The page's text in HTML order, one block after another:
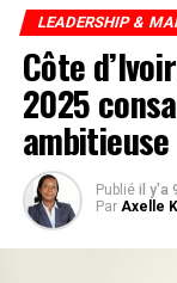
LEADERSHIP &
Côte
2025
ambitieuse
Publié il y'a
Par Axelle